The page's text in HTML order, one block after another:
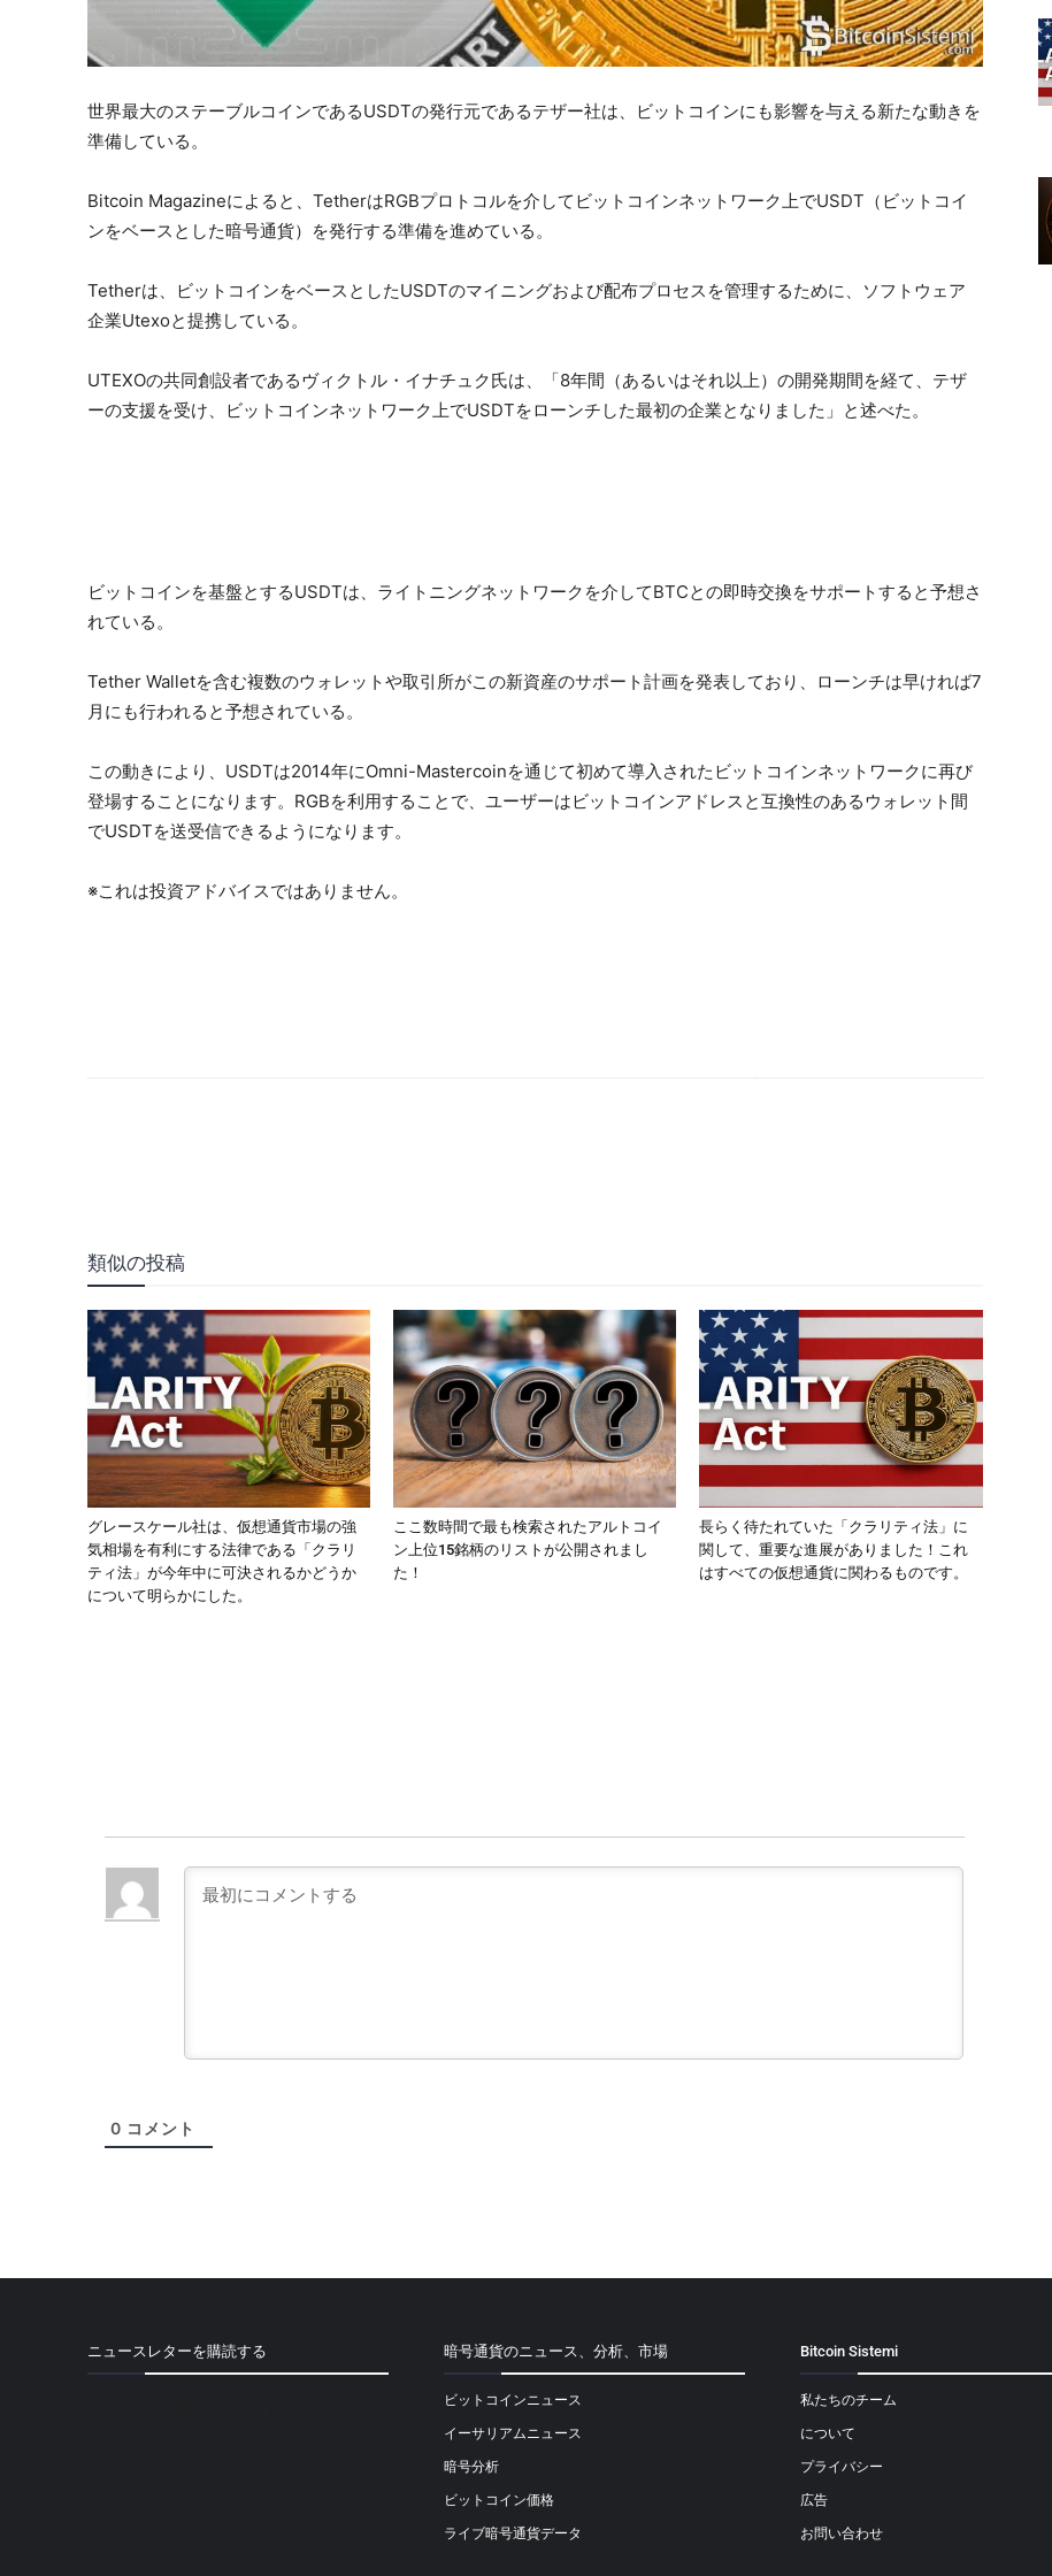
世界最大のステーブルコインであるUSDTの発行元であるテザー社は、ビットコインにも影響を与える新たな動きを
準備している。
Bitcoin Magazineによると、TetherはRGBプロトコルを介してビットコインネットワーク上でUSDT（ビットコイ
ンをベースとした暗号通貨）を発行する準備を進めている。
Tetherは、ビットコインをベースとしたUSDTのマイニングおよび配布プロセスを管理するために、ソフトウェア
企業Utexoと提携している。
UTEXOの共同創設者であるヴィクトル・イナチュク氏は、「8年間（あるいはそれ以上）の開発期間を経て、テザ
ーの支援を受け、ビットコインネットワーク上でUSDTをローンチした最初の企業となりました」と述べた。
ビットコインを基盤とするUSDTは、ライトニングネットワークを介してBTCとの即時交換をサポートすると予想さ
れている。
Tether Walletを含む複数のウォレットや取引所がこの新資産のサポート計画を発表しており、ローンチは早ければ7
月にも行われると予想されている。
この動きにより、USDTは2014年にOmni-Mastercoinを通じて初めて導入されたビットコインネットワークに再び
登場することになります。RGBを利用することで、ユーザーはビットコインアドレスと互換性のあるウォレット間
でUSDTを送受信できるようになります。
※これは投資アドバイスではありません。
類似の投稿
グレースケール社は、仮想通貨市場の強
気相場を有利にする法律である「クラリ
ティ法」が今年中に可決されるかどうか
について明らかにした。
ここ数時間で最も検索されたアルトコイ
ン上位15銘柄のリストが公開されまし
た！
長らく待たれていた「クラリティ法」に
関して、重要な進展がありました！これ
はすべての仮想通貨に関わるものです。
0 コメント
ニュースレターを購読する 暗号通貨のニュース、分析、市場
ビットコインニュース
イーサリアムニュース
暗号分析
ビットコイン価格
ライブ暗号通貨データ
Bitcoin Sistemi
私たちのチーム
について
プライバシー
広告
お問い合わせ